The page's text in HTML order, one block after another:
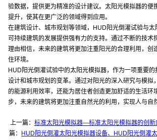
验数据，提供更为精准的设计建议。太阳光模拟器的便
提升，使其在更广泛的领域得到应用。
在建筑设计、城市规划等领域，HUD阳光倒灌试验与
可持续建筑的发展提供强有力的支持。通过不断的技术
理由相信，未来的建筑将更加注重阳光的合理利用，创
住环境。
HUD阳光倒灌试验中的太阳光模拟器，作为一项重要
设计和城市规划的变革。通过对阳光的深入研究与模拟
的能源利用效率，还能为居住者创造更加舒适的生活环
步，未来的建筑将更加注重自然光的利用，实现人与自
上一篇： 标准太阳光模拟器—标准太阳光模拟器的创新
篇：
HUD阳光倒灌太阳光模拟器设备、HUD阳光倒灌